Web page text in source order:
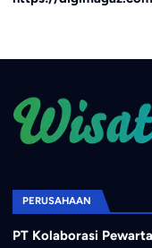
PERUSAHAAN
PT Kolaborasi